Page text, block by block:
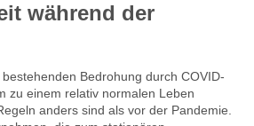
während der
Bedrohung durch COVID-
zu einem relativ normalen Leben
anders sind als vor der Pandemie.